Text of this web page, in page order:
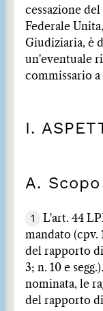
cessazione
Federale
Giudiziaria, è
un'eventuale
commissario
I.
A.
1
L'art. 44
mandato (cpv.
del rapporto
3; n. 10 e
nominata, le
del rapporto